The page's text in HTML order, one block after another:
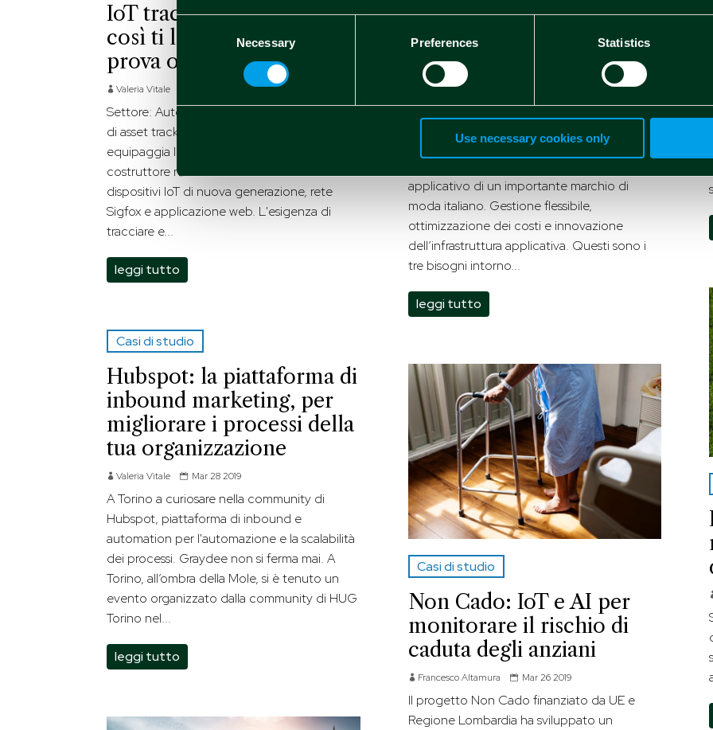
Consent
Necessary Preferences Statistics
Use necessary cookies only
IoT tracker e rete Sigfox:
così ti localizzo l’auto in
prova o in trasferimento
Valeria Vitale
Settore: Automotive | Anno: 2018 Il sistema
di asset tracking & location di Spindox
equipaggia le auto in prova di un noto
costruttore nazionale. La soluzione basata su
dispositivi IoT di nuova generazione, rete
Sigfox e applicazione web. L'esigenza di
tracciare e...
leggi tutto
Casi di studio
Hubspot: la piattaforma di
inbound marketing, per
migliorare i processi della
tua organizzazione
Valeria Vitale Mar 28 2019
A Torino a curiosare nella community di
Hubspot, piattaforma di inbound e
automation per l'automazione e la scalabilità
dei processi. Graydee non si ferma mai. A
Torino, all’ombra della Mole, si è tenuto un
evento organizzato dalla community di HUG
Torino nel...
leggi tutto
Da on-premise a cloud: la
migrazione che migliora
performance e gestione
delle risorse
Valeria Vitale Mag 20 2019
Settore: Fashion | Anno: 2018 Così Spindox
applicativo di un importante marchio di
moda italiano. Gestione flessibile,
ottimizzazione dei costi e innovazione
dell’infrastruttura applicativa. Questi sono i
tre bisogni intorno...
leggi tutto
Casi di studio
Non Cado: IoT e AI per
monitorare il rischio di
caduta degli anziani
Francesco Altamura Mar 26 2019
Il progetto Non Cado finanziato da UE e
Regione Lombardia ha sviluppato un